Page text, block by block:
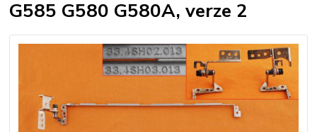
G585 G580 G580A, verze 2